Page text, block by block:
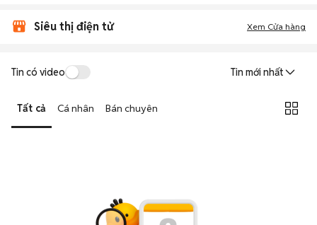
Siêu thị điện tử Xem Cửa hàng
Tin có video Tin mới nhất
Tất cả Cá nhân Bán chuyên